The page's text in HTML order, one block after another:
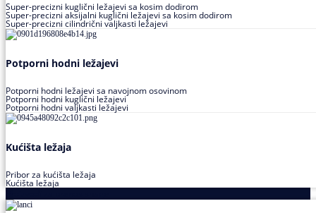
Super-precizni kuglični ležajevi sa kosim dodirom
Super-precizni aksijalni kuglični ležajevi sa kosim dodirom
Super-precizni cilindrični valjkasti ležajevi
Potporni hodni ležajevi
Potporni hodni ležajevi sa navojnom osovinom
Potporni hodni kuglični ležajevi
Potporni hodni valjkasti ležajevi
Kućišta ležaja
Pribor za kućišta ležaja
Kućišta ležaja